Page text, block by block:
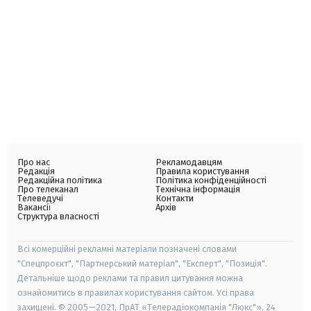
Про нас
Редакція
Редакційна політика
Про телеканал
Телеведучі
Вакансії
Структура власності
Рекламодавцям
Правила користування
Політика конфіденційності
Технічна інформація
Контакти
Архів
Всі комерційні рекламні матеріали позначені словами
"Спецпроєкт", "Партнерський матеріал", "Експерт", "Позиція".
Детальніше щодо реклами та правил цитування можна
ознайомитись в правилах користування сайтом. Усі права
захищені. © 2005—2021, ПрАТ «Телерадіокомпанія "Люкс"», 24